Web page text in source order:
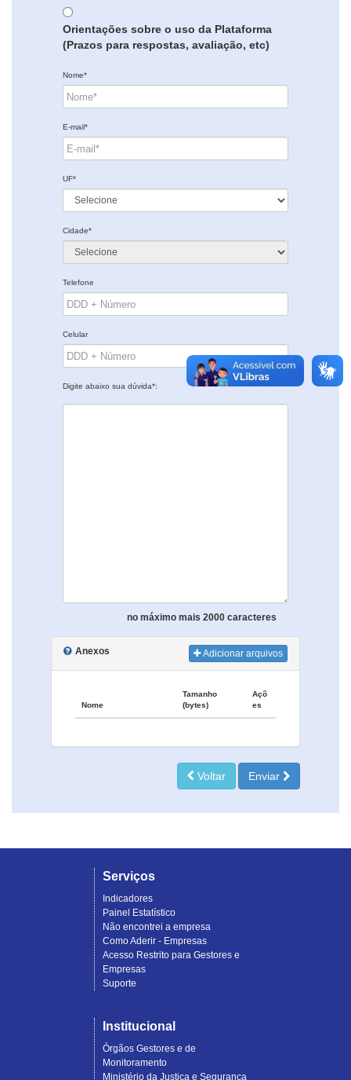
Orientações sobre o uso da Plataforma
(Prazos para respostas, avaliação, etc)
Nome*
E-mail*
UF*
Cidade*
Telefone
Celular
Digite abaixo sua dúvida*:
no máximo mais 2000 caracteres
Anexos Adicionar arquivos
Nome
Tamanho
(bytes)
Açõ
es
Voltar Enviar
Serviços
Indicadores
Painel Estatístico
Não encontrei a empresa
Como Aderir - Empresas
Acesso Restrito para Gestores e
Empresas
Suporte
Institucional
Órgãos Gestores e de
Monitoramento
Ministério da Justiça e Segurança